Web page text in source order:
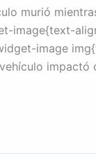
murió
image{text-
image